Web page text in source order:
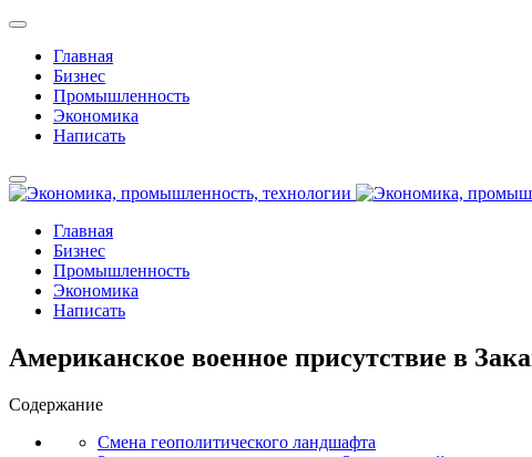
Главная
Бизнес
Промышленность
Экономика
Написать
Главная
Бизнес
Промышленность
Экономика
Написать
Американское военное присутствие в
Содержание
Смена геополитического ландшафта